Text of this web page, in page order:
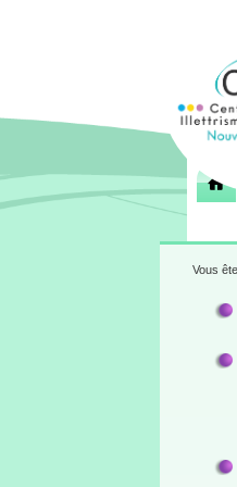
principal
Vous